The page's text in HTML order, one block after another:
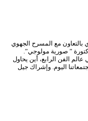
بالتعاون مع المسرح الجهوي
” صورية مولوجي”.
الفن الرابع، أين يحاول
اليوم. وإشراك جيل